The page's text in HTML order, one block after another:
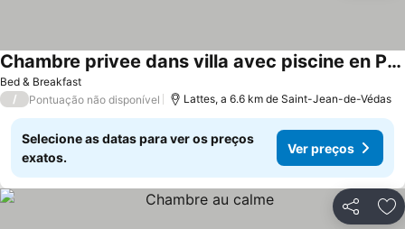
Bed & Breakfast
Chambre privee dans villa avec piscine en Petite Camargue
/ Pontuação não disponível Lattes, a 6.6 km de Saint-Jean-de-Védas
Selecione as datas para ver os preços
exatos.
Ver preços
Partilhar